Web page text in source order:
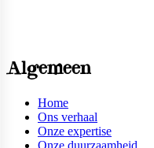
Algemeen
Home
Ons verhaal
Onze expertise